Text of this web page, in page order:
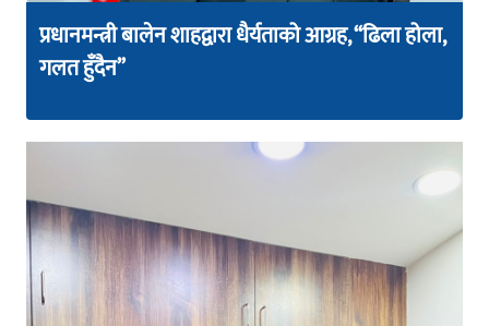
प्रधानमन्त्री बालेन शाहद्वारा धैर्यताको आग्रह, “ढिला होला,
गलत हुँदैन”